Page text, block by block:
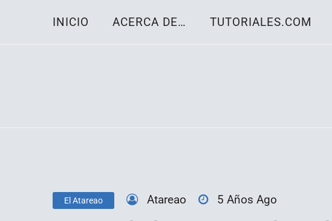
INICIO ACERCA DE… TUTORIALES.COM
El Atareao Atareao 5 Años Ago